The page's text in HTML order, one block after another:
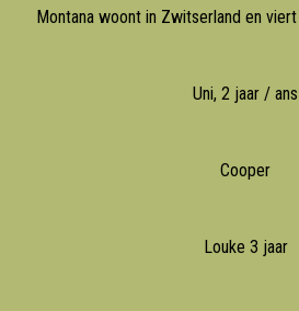
Montana woont in Zwitserland en
Uni, 2 jaar / ans
Cooper
Louke 3 jaar